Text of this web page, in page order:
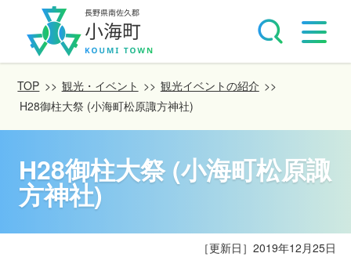
TOP >> 観光・イベント >> 観光イベントの紹介 >>
H28御柱大祭 (小海町松原諏方神社)
H28御柱大祭 (小海町松原諏
方神社)
［更新日］ 2019年12月25日